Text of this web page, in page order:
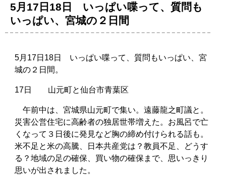
5月17日18日 いっぱい喋って、質問も
いっぱい、宮城の２日間
5月17日18日 いっぱい喋って、質問もいっぱい、宮
城の２日間。
17日 山元町と仙台市青葉区
午前中は、宮城県山元町で集い。遠藤龍之町議と。
災害公営住宅に高齢者の独居世帯増えた。お風呂で亡
くなって３日後に発見など胸の締め付けられる話も。
米不足と米の高騰、日本共産党は？教員不足、どうす
る？地域の足の確保、買い物の確保まで、思いっきり
思いが出されました。